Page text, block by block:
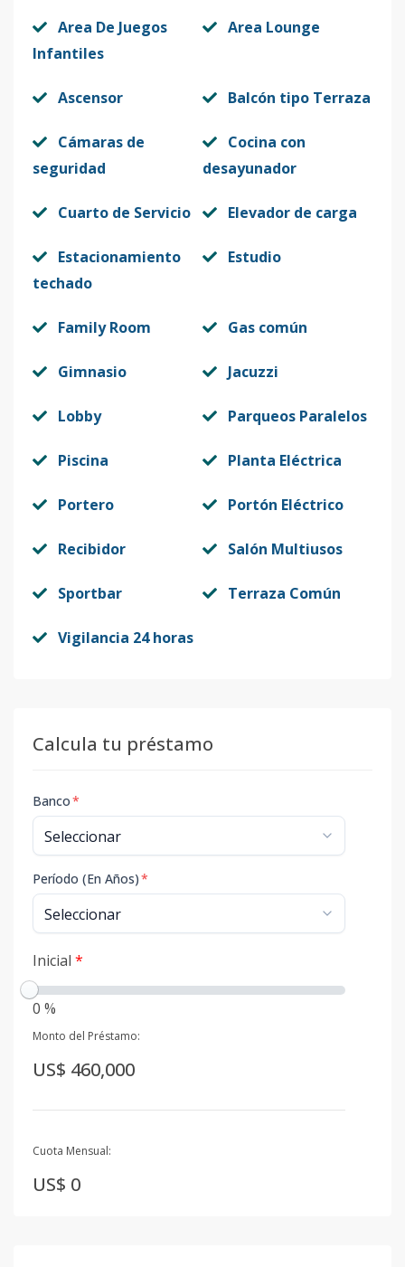
Area De Juegos
Infantiles
Area Lounge
Ascensor Balcón tipo Terraza
Cámaras de
seguridad
Cocina con
desayunador
Cuarto de Servicio Elevador de carga
Estacionamiento
techado
Estudio
Family Room Gas común
Gimnasio Jacuzzi
Lobby Parqueos Paralelos
Piscina Planta Eléctrica
Portero Portón Eléctrico
Recibidor Salón Multiusos
Sportbar Terraza Común
Vigilancia 24 horas
Calcula tu préstamo
Banco*
Período (En Años)*
Inicial *
0 %
Monto del Préstamo:
US$ 460,000
Cuota Mensual:
US$ 0